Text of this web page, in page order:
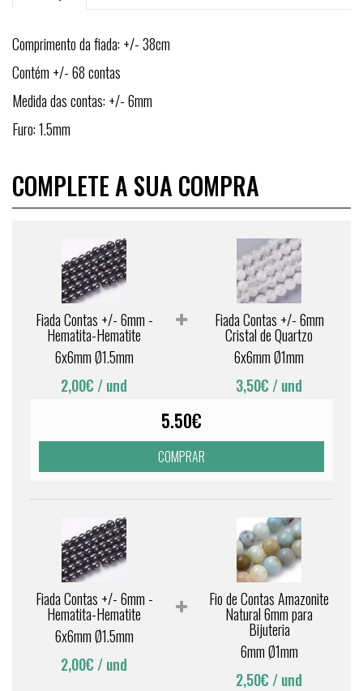
Comprimento da fiada: +/- 38cm
Contém +/- 68 contas
Medida das contas: +/- 6mm
Furo: 1.5mm
COMPLETE A SUA COMPRA
Fiada Contas +/- 6mm -
Hematita-Hematite
6x6mm Ø1.5mm
2,00€ / und
Fiada Contas +/- 6mm
Cristal de Quartzo
6x6mm Ø1mm
3,50€ / und
5.50€
COMPRAR
Fiada Contas +/- 6mm -
Hematita-Hematite
6x6mm Ø1.5mm
2,00€ / und
Fio de Contas Amazonite
Natural 6mm para
Bijuteria
6mm Ø1mm
2,50€ / und